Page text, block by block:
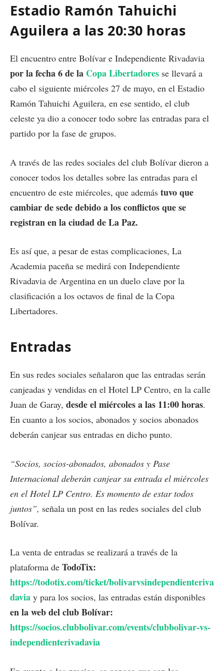
Estadio Ramón Tahuichi
Aguilera a las 20:30 horas
El encuentro entre Bolívar e Independiente Rivadavia
por la fecha 6 de la Copa Libertadores se llevará a
cabo el siguiente miércoles 27 de mayo, en el Estadio
Ramón Tahuichi Aguilera, en ese sentido, el club
celeste ya dio a conocer todo sobre las entradas para el
partido por la fase de grupos.
A través de las redes sociales del club Bolívar dieron a
conocer todos los detalles sobre las entradas para el
encuentro de este miércoles, que además tuvo que
cambiar de sede debido a los conflictos que se
registran en la ciudad de La Paz.
Es así que, a pesar de estas complicaciones, La
Academia paceña se medirá con Independiente
Rivadavia de Argentina en un duelo clave por la
clasificación a los octavos de final de la Copa
Libertadores.
Entradas
En sus redes sociales señalaron que las entradas serán
canjeadas y vendidas en el Hotel LP Centro, en la calle
Juan de Garay, desde el miércoles a las 11:00 horas.
En cuanto a los socios, abonados y socios abonados
deberán canjear sus entradas en dicho punto.
“Socios, socios-abonados, abonados y Pase
Internacional deberán canjear su entrada el miércoles
en el Hotel LP Centro. Es momento de estar todos
juntos”, señala un post en las redes sociales del club
Bolívar.
La venta de entradas se realizará a través de la
plataforma de TodoTix:
https://todotix.com/ticket/bolivarvsindependienteriva
davia y para los socios, las entradas están disponibles
en la web del club Bolívar:
https://socios.clubbolivar.com/events/clubbolivar-vs-
independienterivadavia